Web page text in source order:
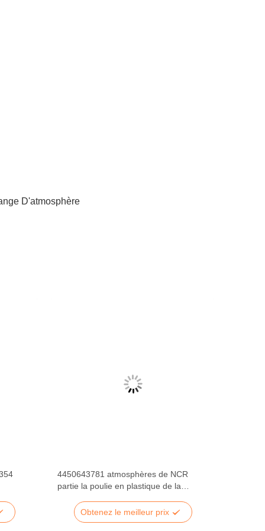
D'atmosphère
4450643781 atmosphères de NCR
partie la poulie en plastique de la
NCR Obtenez le meilleur prix